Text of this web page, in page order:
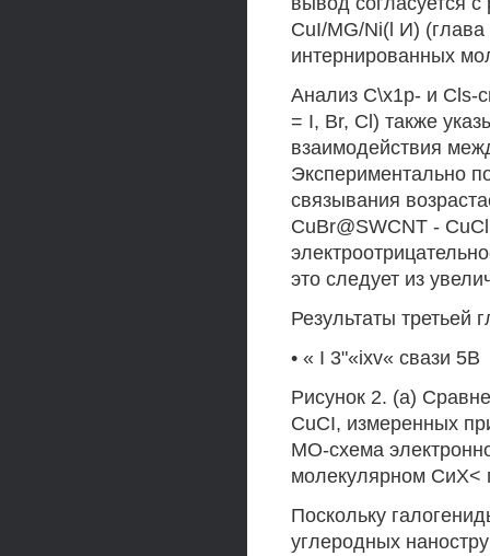
CuI/MG/Ni(l И)
интернированных
Анализ С\х1р- и Cls-
= I, Br, Cl) также
взаимодействия
Экспериментально
связывания
CuBr@SWCNT -
это следует из
Результаты третьей
• « I 3"«ixv« свази 5В
Рисунок 2. (а)
CuCI, измеренных
МО-схема
молекулярном СиХ<
Поскольку
углеродных